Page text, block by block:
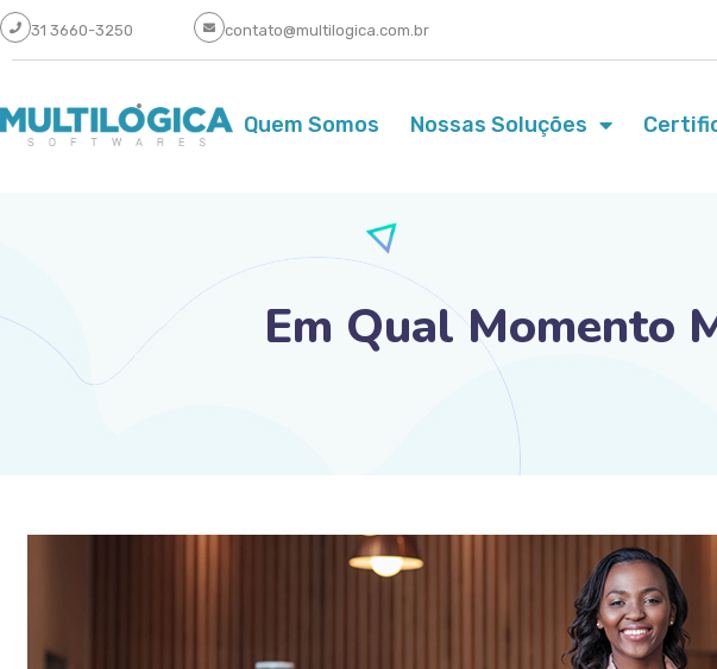
31 3660-3250 contato@multilogica.com.br
Quem Somos Nossas Soluções
Em Qual Momento